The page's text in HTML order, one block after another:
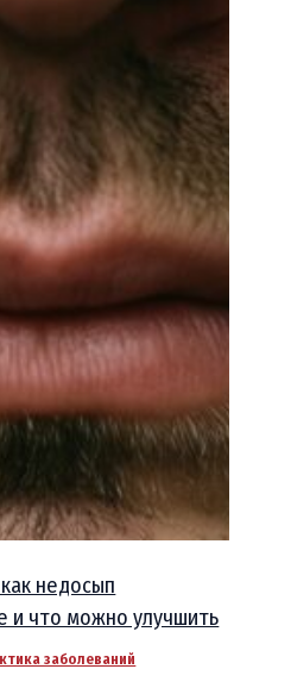
недосып
и что можно улучшить
заболеваний